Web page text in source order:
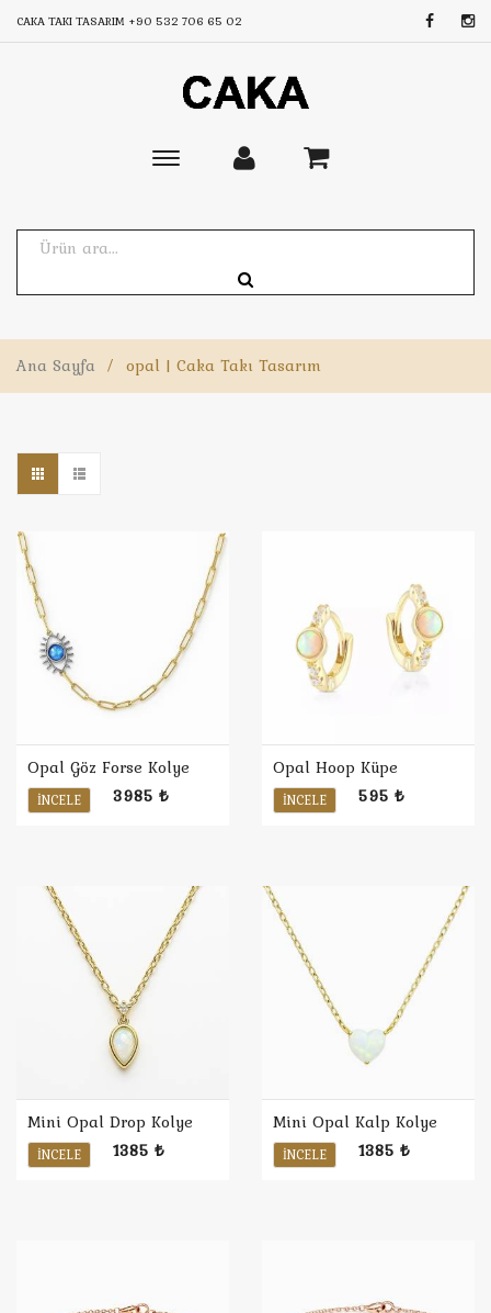
CAKA TAKI TASARIM +90 532 706 65 02
Toggle
Ana Sayfa / opal | Caka Takı Tasarım
Opal Göz Forse Kolye
İNCELE 3985 ₺
Opal Hoop Küpe
İNCELE 595 ₺
Mini Opal Drop Kolye
İNCELE 1385 ₺
Mini Opal Kalp Kolye
İNCELE 1385 ₺